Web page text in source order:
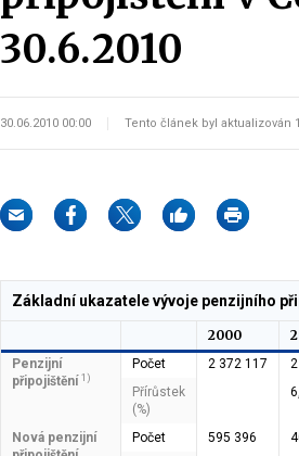
30.6.2010
30.06.2010 00:00 Tento článek byl aktualizován
2000
Základní ukazatele vývoje penzijního
Penzijní
připojištění 1)
Počet 2 372 117
Přírůstek
(%)
Nová penzijní
Počet 595 396